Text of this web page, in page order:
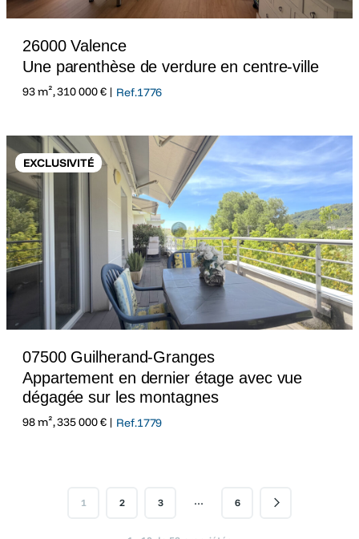
26000 Valence
Une parenthèse de verdure en centre-ville
93 m², 310 000 € | Ref.1776
EXCLUSIVITÉ
07500 Guilherand-Granges
Appartement en dernier étage avec vue
dégagée sur les montagnes
98 m², 335 000 € | Ref.1779
1 2 3 … 6